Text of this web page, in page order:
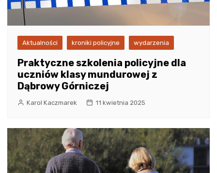
Aktualności kroniki policyjne wydarzenia
Praktyczne szkolenia policyjne dla
uczniów klasy mundurowej z
Dąbrowy Górniczej
Karol Kaczmarek 11 kwietnia 2025